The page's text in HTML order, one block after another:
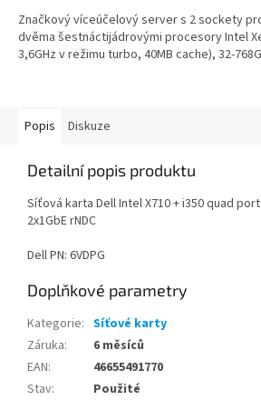
Značkový víceúčelový server s 2 sockety
dvěma šestnáctijádrovými procesory Intel
3,6GHz v režimu turbo, 40MB cache), 32-
Popis Diskuze
Detailní popis produktu
Síťová karta Dell Intel X710 + i350 quad port
2x1GbE rNDC
Dell PN: 6VDPG
Doplňkové parametry
Kategorie: Síťové karty
Záruka:
6 měsíců
EAN:
46655491770
Stav: Použité